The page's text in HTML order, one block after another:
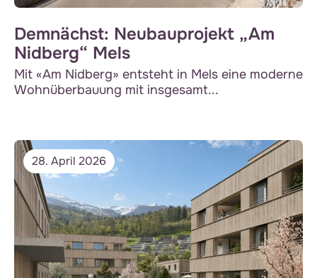
Demnächst: Neubauprojekt „Am
Nidberg“ Mels
Mit «Am Nidberg» entsteht in Mels eine moderne
Wohnüberbauung mit insgesamt...
28. April 2026